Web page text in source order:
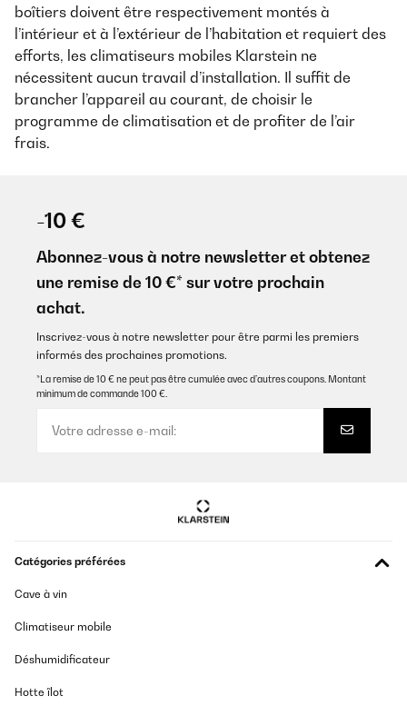
boîtiers doivent être respectivement montés à
l’intérieur et à l’extérieur de l’habitation et requiert des
efforts, les climatiseurs mobiles Klarstein ne
nécessitent aucun travail d’installation. Il suffit de
brancher l’appareil au courant, de choisir le
programme de climatisation et de profiter de l’air
frais.
-10 €
Abonnez-vous à notre newsletter et obtenez
une remise de 10 €* sur votre prochain
achat.
Inscrivez-vous à notre newsletter pour être parmi les premiers
informés des prochaines promotions.
*La remise de 10 € ne peut pas être cumulée avec d’autres coupons. Montant
minimum de commande 100 €.
Catégories préférées
Cave à vin
Climatiseur mobile
Déshumidificateur
Hotte îlot